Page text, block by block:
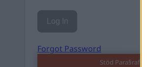
Forgot Password
Stöd Para§raf